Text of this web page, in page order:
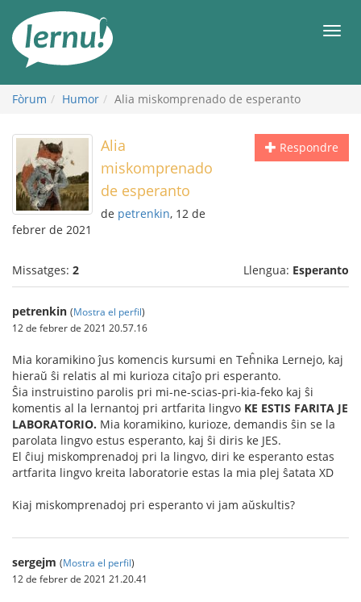
contingut
Fòrum Humor Alia miskomprenado de esperanto
Respondre
Alia
miskomprenado
de esperanto
de petrenkin, 12 de
febrer de 2021
Missatges: 2 Llengua: Esperanto
petrenkin (Mostra el perfil)
12 de febrer de 2021 20.57.16
Mia koramikino ĵus komencis kursumi en Teĥnika Lernejo, kaj
hieraŭ ŝi relatis al mi kurioza citaĵo pri esperanto.
Ŝia instruistino parolis pri mi-ne-scias-pri-kia-feko kaj ŝi
komentis al la lernantoj pri artfarita lingvo KE ESTIS FARITA JE
LABORATORIO. Mia koramikino, kurioze, demandis ŝin se la
parolata lingvo estus esperanto, kaj ŝi diris ke JES.
El ĉiuj miskomprenadoj pri la lingvo, diri ke esperanto estas
artfarita lingvo kreita laboratorie estas la mia plej ŝatata XD
Kiaj miskomprenadoj pri esperanto vi jam aŭskultis?
sergejm (Mostra el perfil)
12 de febrer de 2021 21.20.41